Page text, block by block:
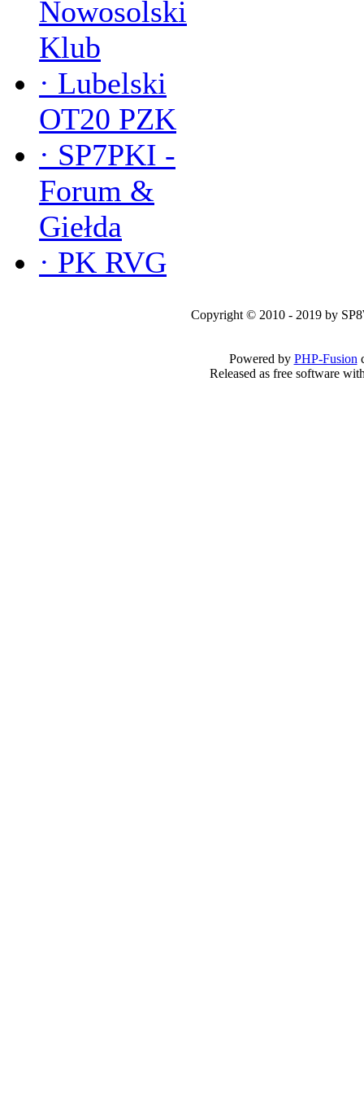
Nowosolski
Klub
· Lubelski
OT20 PZK
· SP7PKI -
Forum &
Giełda
· PK RVG
Copyright © 2010 - 2019 by
Powered by PHP-Fusion
Released as free software